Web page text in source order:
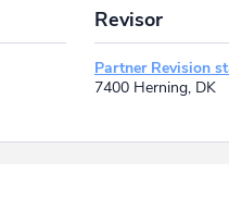
Revisor
Partner Revision
7400 Herning, DK